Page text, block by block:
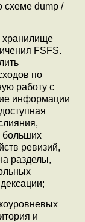
схеме dump /
хранилище
FSFS.
по
работу с
информации
больших
ревизий,
разделы,
и